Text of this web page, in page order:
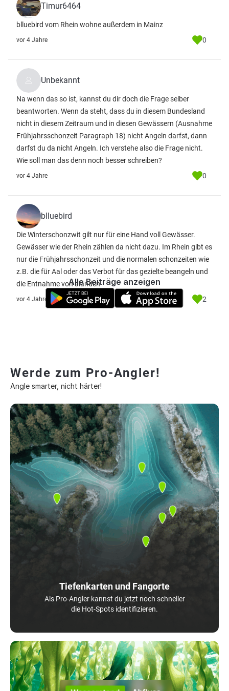
Timur6464
blluebird vom Rhein wohne außerdem in Mainz
vor 4 Jahre 0
Unbekannt
Na wenn das so ist, kannst du dir doch die Frage selber
beantworten. Wenn da steht, dass du in diesem Bundesland
nicht in diesem Zeitraum und in diesen Gewässern (Ausnahme
Frühjahrsschonzeit Paragraph 18) nicht Angeln darfst, dann
darfst du da nicht Angeln. Ich verstehe also die Frage nicht.
Wie soll man das denn noch besser schreiben?
vor 4 Jahre 0
blluebird
Die Winterschonzwit gilt nur für eine Hand voll Gewässer.
Gewässer wie der Rhein zählen da nicht dazu. Im Rhein gibt es
nur die Frühjahrsschonzeit und die normalen schonzeiten wie
z.B. die für Aal oder das Verbot für das gezielte beangeln und
die Entnahme von alanden
vor 4 Jahre 2
Alle Beiträge anzeigen
Werde zum Pro-Angler!
Angle smarter, nicht härter!
Tiefenkarten und Fangorte
Als Pro-Angler kannst du jetzt noch schneller
die Hot-Spots identifizieren.